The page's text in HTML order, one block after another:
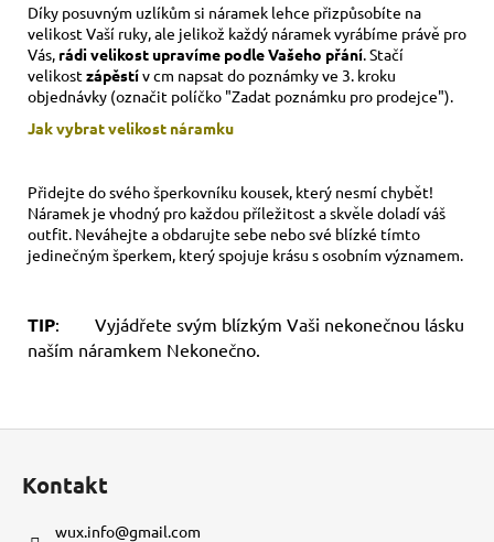
Díky posuvným uzlíkům si náramek lehce přizpůsobíte na
velikost Vaší ruky, ale jelikož každý náramek vyrábíme právě pro
Vás, rádi velikost upravíme podle Vašeho přání . Stačí
velikostzápěstív cm napsat do poznámky ve 3. kroku
objednávky (označit políčko "Zadat poznámku pro prodejce").
Jak vybrat velikost náramku
Přidejte do svého šperkovníku kousek, který nesmí chybět!
Náramek je vhodný pro každou příležitost a skvěle doladí váš
outfit. Neváhejte a obdarujte sebe nebo své blízké tímto
jedinečným šperkem, který spojuje krásu s osobním významem.
TIP: Vyjádřete svým blízkým Vaši nekonečnou lásku
naším náramkem Nekonečno.
Kontakt
wux.info@gmail.com